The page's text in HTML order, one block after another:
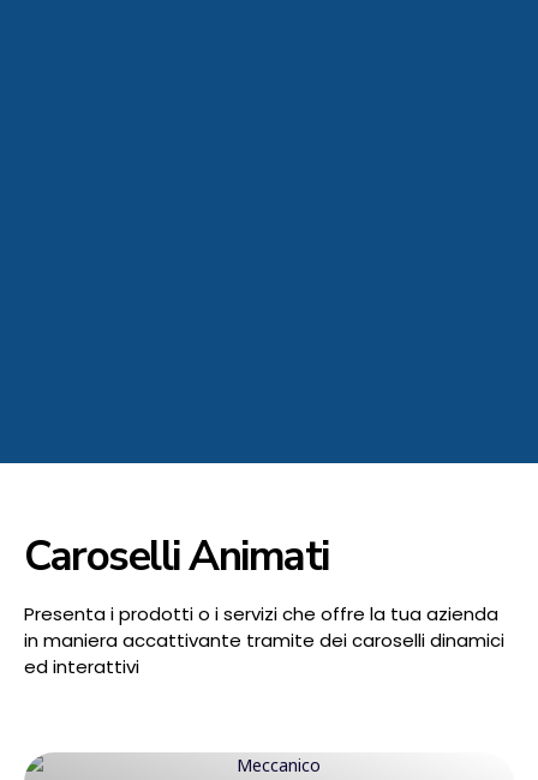
Caroselli Animati
Presenta i prodotti o i servizi che offre la tua azienda
in maniera accattivante tramite dei caroselli dinamici
ed interattivi